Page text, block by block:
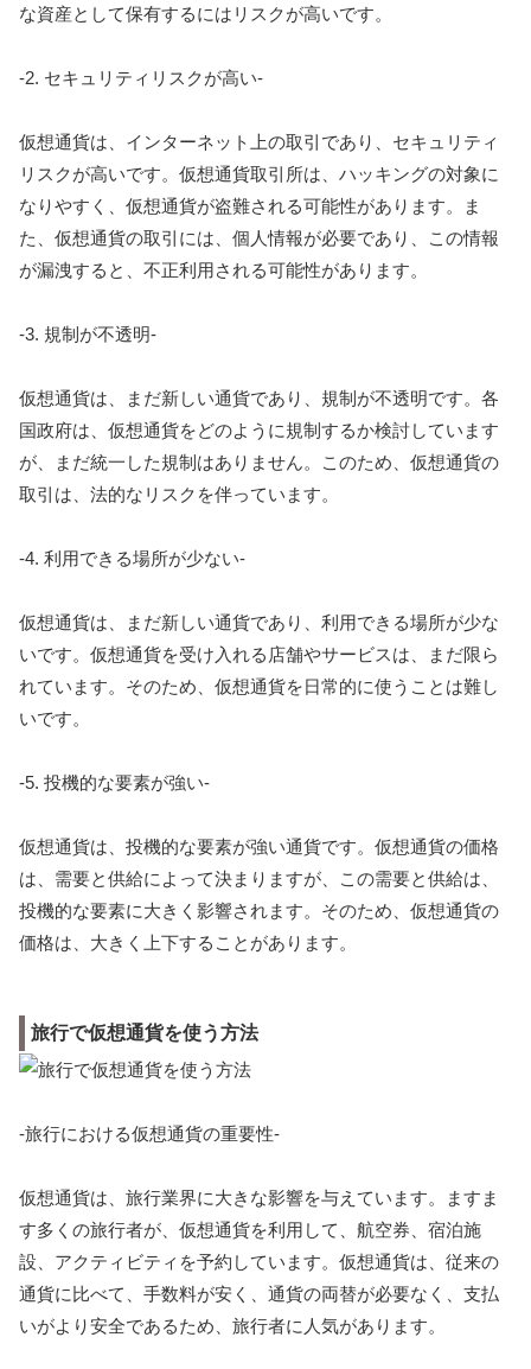
な資産として保有するにはリスクが高いです。
-2. セキュリティリスクが高い-
仮想通貨は、インターネット上の取引であり、セキュリティ
リスクが高いです。仮想通貨取引所は、ハッキングの対象に
なりやすく、仮想通貨が盗難される可能性があります。ま
た、仮想通貨の取引には、個人情報が必要であり、この情報
が漏洩すると、不正利用される可能性があります。
-3. 規制が不透明-
仮想通貨は、まだ新しい通貨であり、規制が不透明です。各
国政府は、仮想通貨をどのように規制するか検討しています
が、まだ統一した規制はありません。このため、仮想通貨の
取引は、法的なリスクを伴っています。
-4. 利用できる場所が少ない-
仮想通貨は、まだ新しい通貨であり、利用できる場所が少な
いです。仮想通貨を受け入れる店舗やサービスは、まだ限ら
れています。そのため、仮想通貨を日常的に使うことは難し
いです。
-5. 投機的な要素が強い-
仮想通貨は、投機的な要素が強い通貨です。仮想通貨の価格
は、需要と供給によって決まりますが、この需要と供給は、
投機的な要素に大きく影響されます。そのため、仮想通貨の
価格は、大きく上下することがあります。
旅行で仮想通貨を使う方法
-旅行における仮想通貨の重要性-
仮想通貨は、旅行業界に大きな影響を与えています。ますま
す多くの旅行者が、仮想通貨を利用して、航空券、宿泊施
設、アクティビティを予約しています。仮想通貨は、従来の
通貨に比べて、手数料が安く、通貨の両替が必要なく、支払
いがより安全であるため、旅行者に人気があります。